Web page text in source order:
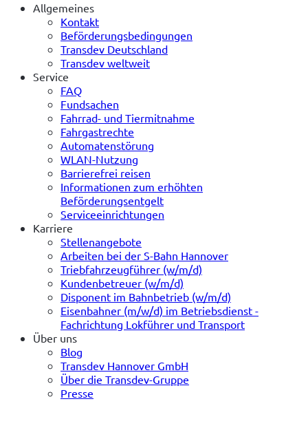
Allgemeines
Kontakt
Beförderungsbedingungen
Transdev Deutschland
Transdev weltweit
Service
FAQ
Fundsachen
Fahrrad- und Tiermitnahme
Fahrgastrechte
Automatenstörung
WLAN-Nutzung
Barrierefrei reisen
Informationen zum erhöhten
Beförderungsentgelt
Serviceeinrichtungen
Karriere
Stellenangebote
Arbeiten bei der S-Bahn Hannover
Triebfahrzeugführer (w/m/d)
Kundenbetreuer (w/m/d)
Disponent im Bahnbetrieb (w/m/d)
Eisenbahner (m/w/d) im Betriebsdienst -
Fachrichtung Lokführer und Transport
Über uns
Blog
Transdev Hannover GmbH
Über die Transdev-Gruppe
Presse